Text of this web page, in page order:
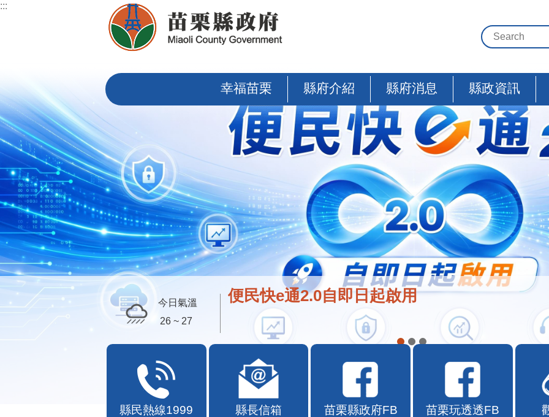
跳到主要內容區塊
:::
幸福苗栗 縣府介紹 縣府消息 縣政資訊
便民快e通2.0自即日起啟用
今日氣溫
26 ~ 27
縣民熱線1999 縣長信箱 苗栗縣政府FB 苗栗玩透透FB